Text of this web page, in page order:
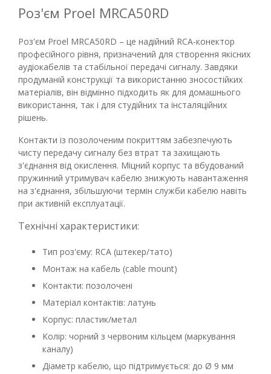
Роз'єм Proel MRCA50RD
Роз'єм Proel MRCA50RD – це надійний RCA-конектор
професійного рівня, призначений для створення якісних
аудіокабелів та стабільної передачі сигналу. Завдяки
продуманій конструкції та використанню зносостійких
матеріалів, він відмінно підходить як для домашнього
використання, так і для студійних та інсталяційних
рішень.
Контакти із позолоченим покриттям забезпечують
чисту передачу сигналу без втрат та захищають
з'єднання від окислення. Міцний корпус та вбудований
пружинний утримувач кабелю знижують навантаження
на з'єднання, збільшуючи термін служби кабелю навіть
при активній експлуатації.
Технічні характеристики:
Тип роз'єму: RCA (штекер/тато)
Монтаж на кабель (cable mount)
Контакти: позолочені
Матеріал контактів: латунь
Корпус: пластик/метал
Колір: чорний з червоним кільцем (маркування
каналу)
Діаметр кабелю, що підтримується: до Ø 9 мм